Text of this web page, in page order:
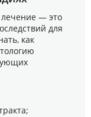
— это
для
как